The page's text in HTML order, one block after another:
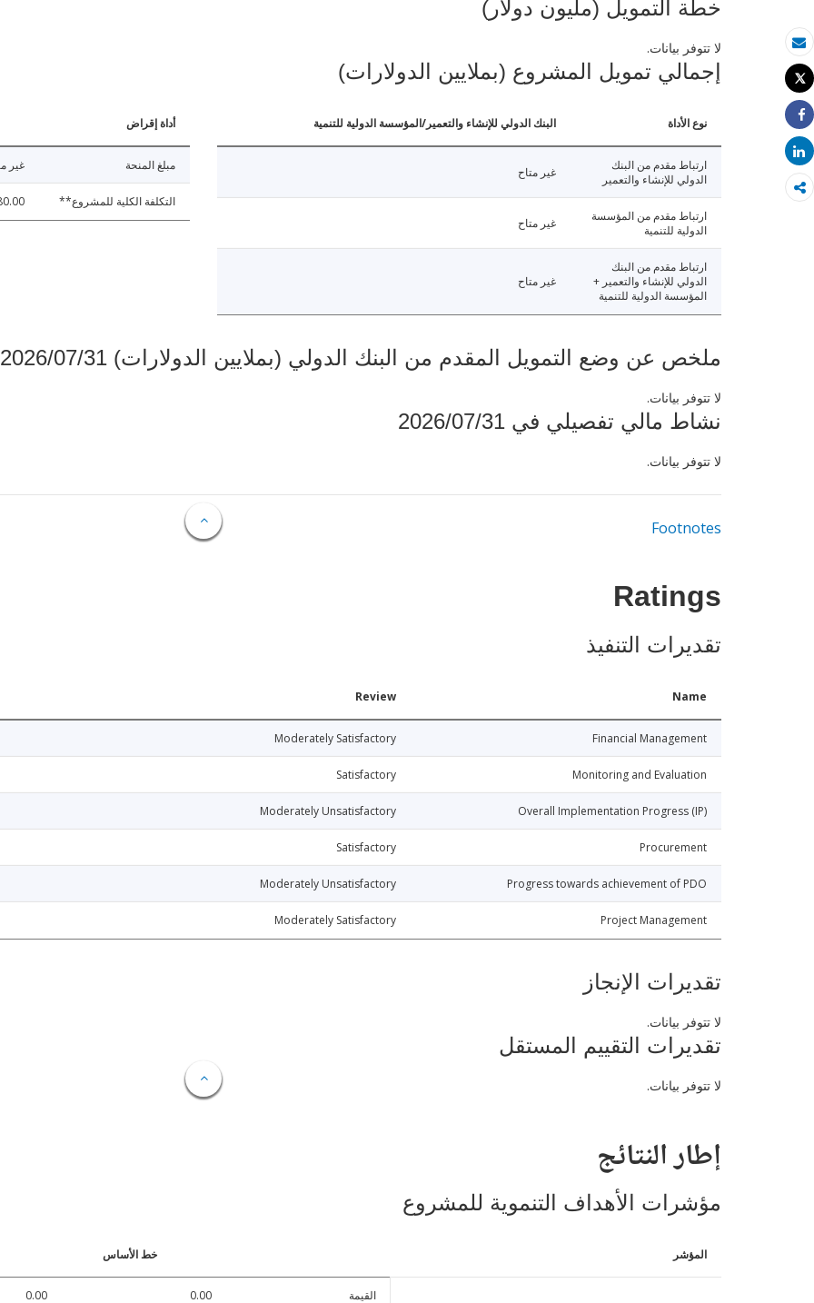
بريد الكتروني
طباعة
Tweet
Share
Share
خطة التمويل (مليون دولار)
لا تتوفر بيانات.
إجمالي تمويل المشروع (بملايين الدولارات)
نوع الأداة البنك الدولي للإنشاء والتعمير/المؤسسة الدولية للتنمية
ارتباط مقدم من البنك
الدولي للإنشاء والتعمير
غير متاح
ارتباط مقدم من المؤسسة
الدولية للتنمية
غير متاح
ارتباط مقدم من البنك
الدولي للإنشاء والتعمير +
المؤسسة الدولية للتنمية
غير متاح
أداة إقراض
مبلغ المنحة غير
التكلفة الكلية للمشروع**
ملخص عن وضع التمويل المقدم من البنك الدولي (بملايين الدولارات) 2026/07/31
لا تتوفر بيانات.
نشاط مالي تفصيلي في 2026/07/31
لا تتوفر بيانات.
Footnotes
Ratings
تقديرات التنفيذ
Name
Review
Financial Management
Moderately Satisfactory
Monitoring and Evaluation
Satisfactory
Overall Implementation Progress (IP)
Moderately Unsatisfactory
Procurement
Satisfactory
Progress towards achievement of PDO
Moderately Unsatisfactory
Project Management
Moderately Satisfactory
تقديرات الإنجاز
لا تتوفر بيانات.
تقديرات التقييم المستقل
لا تتوفر بيانات.
إطار النتائج
مؤشرات الأهداف التنموية للمشروع
المؤشر خط الأساس
القيمة 0.00
0.00